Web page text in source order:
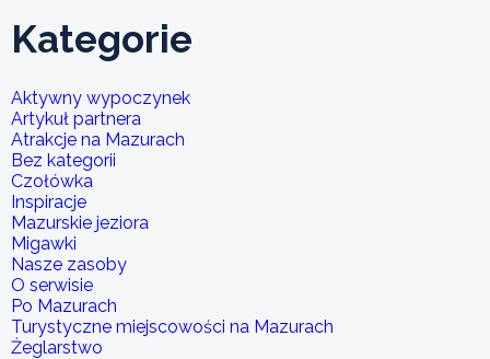
Kategorie
Aktywny wypoczynek
Artykuł partnera
Atrakcje na Mazurach
Bez kategorii
Czołówka
Inspiracje
Mazurskie jeziora
Migawki
Nasze zasoby
O serwisie
Po Mazurach
Turystyczne miejscowości na Mazurach
Żeglarstwo